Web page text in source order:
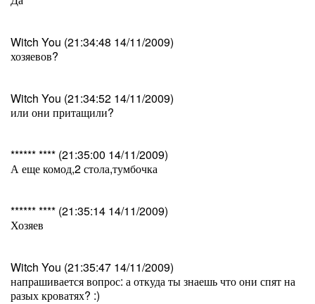
Witch You (21:34:48 14/11/2009)
хозяевов?
Witch You (21:34:52 14/11/2009)
или они притащили?
****** **** (21:35:00 14/11/2009)
А еще комод,2 стола,тумбочка
****** **** (21:35:14 14/11/2009)
Хозяев
Witch You (21:35:47 14/11/2009)
напрашивается вопрос: а откуда ты знаешь что они спят на
разых кроватях? :)